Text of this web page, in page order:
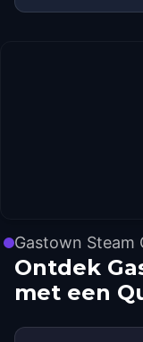
Gastown Steam
Ontdek
met een